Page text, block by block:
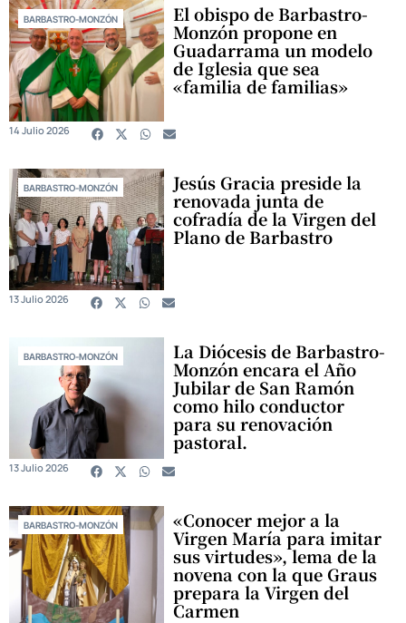
BARBASTRO-MONZÓN El obispo de Barbastro-
Monzón propone en
Guadarrama un modelo
de Iglesia que sea
«familia de familias»
14 Julio 2026
BARBASTRO-MONZÓN Jesús Gracia preside la
renovada junta de
cofradía de la Virgen del
Plano de Barbastro
13 Julio 2026
BARBASTRO-MONZÓN La Diócesis de Barbastro-
Monzón encara el Año
Jubilar de San Ramón
como hilo conductor
para su renovación
pastoral.
13 Julio 2026
BARBASTRO-MONZÓN «Conocer mejor a la
Virgen María para imitar
sus virtudes», lema de la
novena con la que Graus
prepara la Virgen del
Carmen